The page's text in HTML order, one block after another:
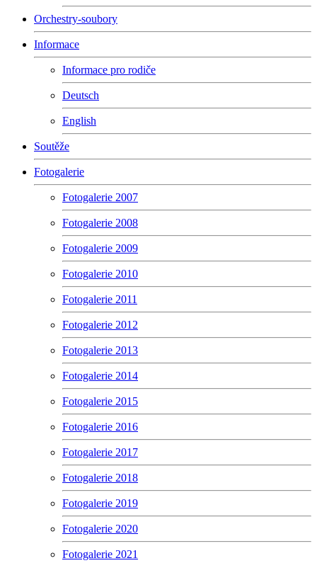
Orchestry-soubory
Informace
Informace pro rodiče
Deutsch
English
Soutěže
Fotogalerie
Fotogalerie 2007
Fotogalerie 2008
Fotogalerie 2009
Fotogalerie 2010
Fotogalerie 2011
Fotogalerie 2012
Fotogalerie 2013
Fotogalerie 2014
Fotogalerie 2015
Fotogalerie 2016
Fotogalerie 2017
Fotogalerie 2018
Fotogalerie 2019
Fotogalerie 2020
Fotogalerie 2021